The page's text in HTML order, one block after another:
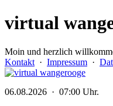
virtual
Moin und herzlich
Kontakt · Impressum ·
06.08.2026 · 07:00 Uhr.